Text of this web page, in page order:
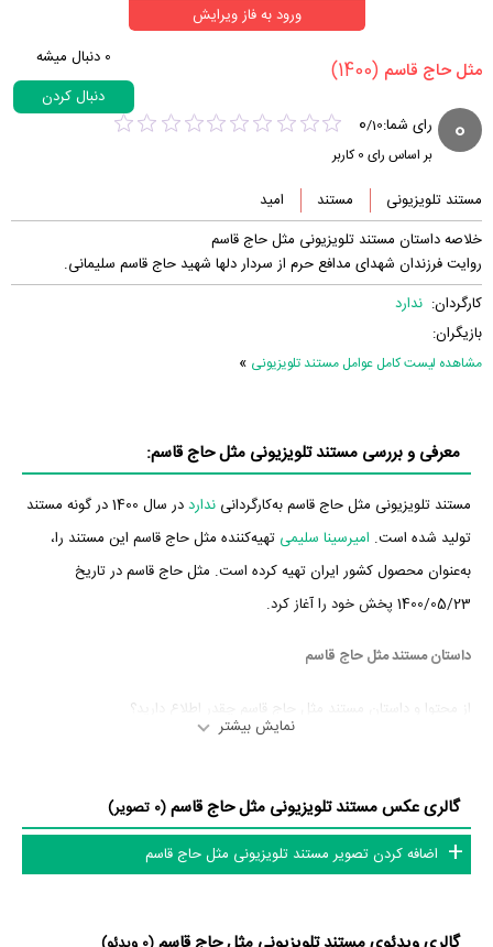
ورود به فاز ویرایش
‏مثل حاج قاسم‏ (1400)
0 دنبال میشه
دنبال کردن
0 رای شما: 0/10
بر اساس رای 0کاربر
مستند تلویزیونی مستند
امید
خلاصه داستان مستند تلویزیونی مثل حاج قاسم
روایت فرزندان شهدای مدافع حرم از سردار دلها شهید حاج قاسم سلیمانی.
کارگردان: ندارد
بازیگران:
مشاهده لیست کامل عوامل مستند تلویزیونی »
معرفی و بررسی مستند تلویزیونی مثل حاج قاسم:
مستند تلویزیونی مثل حاج قاسم به‌کارگردانی ندارد
در سال 1400 در گونه مستند
تولید شده است. امیرسینا سلیمی تهیه‌کننده مثل حاج قاسم این مستند را،
به‌عنوان محصول کشور ایران تهیه کرده است. مثل حاج قاسم در تاریخ
1400/05/23 پخش خود را آغاز کرد.
داستان مستند مثل حاج قاسم
از محتوا و داستان مستند مثل حاج قاسم چقدر اطلاع دارید؟
مدافع حرم از سردار دلها شهید حاج قاسم سلیمانی.»
افتخارات و جوایز مستند مثل حاج قاسم
نمایش بیشتر
گالری عکس مستند تلویزیونی مثل حاج قاسم(0 تصویر)
اضافه کردن تصویر مستند تلویزیونی مثل حاج قاسم